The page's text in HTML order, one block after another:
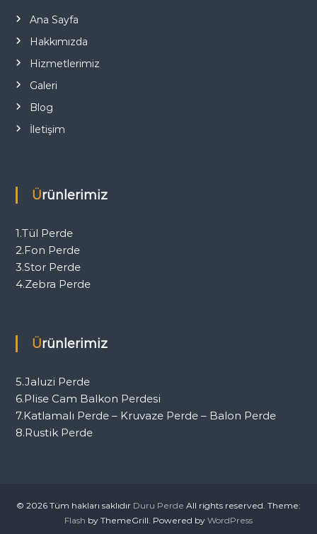
Ana Sayfa
Hakkımızda
Hizmetlerimiz
Galeri
Blog
İletişim
Ürünlerimiz
1.Tül Perde
2.Fon Perde
3.Stor Perde
4.Zebra Perde
Ürünlerimiz
5.Jaluzi Perde
6.Plise Cam Balkon Perdesi
7.Katlamalı Perde – Kruvaze Perde – Balon Perde
8.Rustik Perde
© 2026 Tüm hakları saklıdır Duru Perde All rights reserved. Theme:
Flash by ThemeGrill. Powered by WordPress